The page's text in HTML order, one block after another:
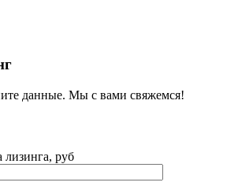
данные. Мы с вами свяжемся!
лизинга, руб